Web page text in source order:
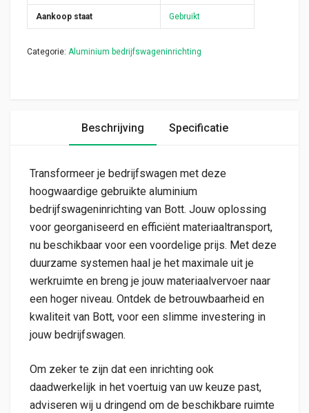
Aankoop staat Gebruikt
Categorie: Aluminium bedrijfswageninrichting
Beschrijving Specificatie
Transformeer je bedrijfswagen met deze
hoogwaardige gebruikte aluminium
bedrijfswageninrichting van Bott. Jouw oplossing
voor georganiseerd en efficiënt materiaaltransport,
nu beschikbaar voor een voordelige prijs. Met deze
duurzame systemen haal je het maximale uit je
werkruimte en breng je jouw materiaalvervoer naar
een hoger niveau. Ontdek de betrouwbaarheid en
kwaliteit van Bott, voor een slimme investering in
jouw bedrijfswagen.
Om zeker te zijn dat een inrichting ook
daadwerkelijk in het voertuig van uw keuze past,
adviseren wij u dringend om de beschikbare ruimte